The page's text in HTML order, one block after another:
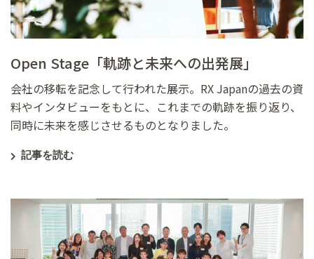
Open Stage「軌跡と未来への出発展」
会社の移転を記念して行われた展示。RX Japanの過去の資
料やインタビューをもとに、これまでの軌跡を振り返り、
同時に未来を感じさせるものとなりました。
記事を読む